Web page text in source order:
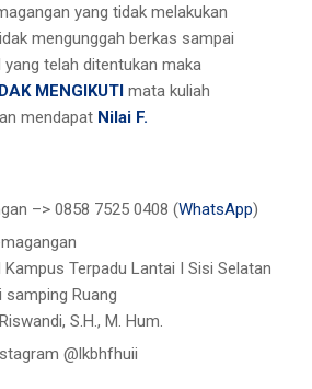
yang tidak melakukan
mengunggah berkas sampai
yang telah ditentukan maka
MENGIKUTImata kuliah
mendapatNilai F.
–> 0858 7525 0408 (WhatsApp)
Kampus Terpadu Lantai I Sisi Selatan
samping Ruang
S.H., M. Hum.
@lkbhfhuii